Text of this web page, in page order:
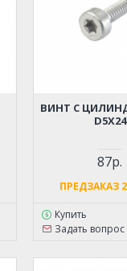
ВИНТ С
D5Х24
87р.
ПРЕДЗАКАЗ
Купить
Задать вопрос